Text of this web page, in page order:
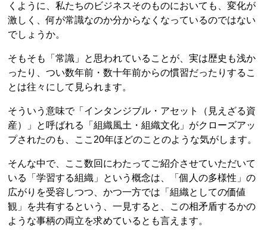
くように、私たちのビジネスそのものにおいても、変化が
激しく、何が常識なのか分からなくなっているのではない
でしょうか。
そもそも「常識」と思われていることが、実は歴史も浅か
ったり、つい数年前・数十年前からの慣習だったりするこ
とは往々にして見られます。
そういう意味で「インタンジブル・アセット（見えざる資
産）」と呼ばれる「組織風土・組織文化」がクローズアッ
プされたのも、ここ20年ほどのことのような気がします。
そんな中で、ここ数回にわたってご紹介させていただいて
いる「学習する組織」という概念は、「個人の多様性」の
広がりを受容しつつ、かつ一方では「組織としての価値
観」を共有するという、一見すると、この相矛盾するかの
ような事柄の両立を求めているとも言えます。